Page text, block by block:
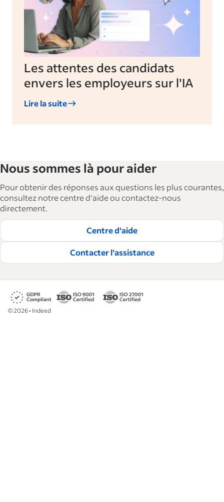
Les attentes des candidats
envers les employeurs sur l'IA
Lire la suite
Nous sommes là pour aider
Pour obtenir des réponses aux questions les plus courantes,
consultez notre centre d'aide ou contactez-nous
directement.
Centre d'aide
Contacter l'assistance
©2026• Indeed